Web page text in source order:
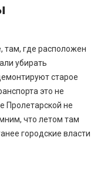
там, где расположен
убирать
старое
это не
Пролетарской не
что летом там
городские власти